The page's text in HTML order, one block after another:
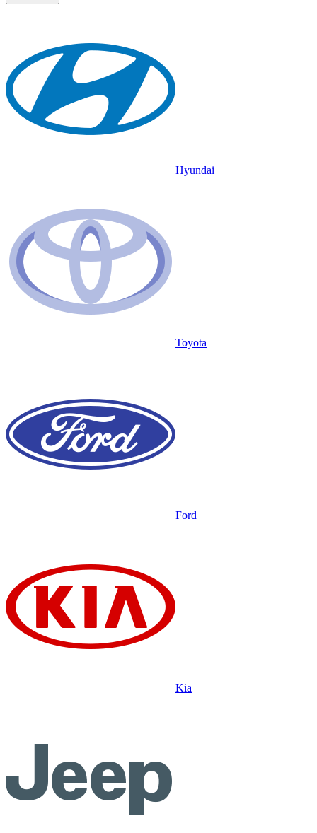
Hyundai
Toyota
Ford
Kia